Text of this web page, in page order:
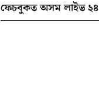
ফেচবুকত অসম লাইভ ২৪